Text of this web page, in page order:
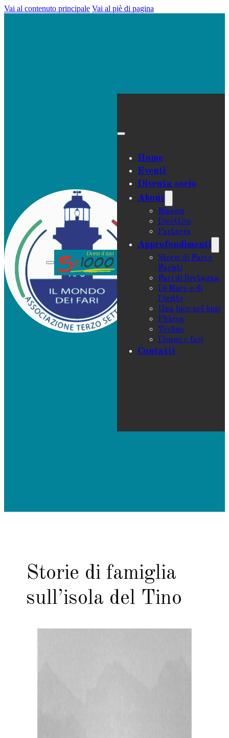
Vai al contenuto principale Vai al piè di pagina
Home
Eventi
Diventa socio
About
Mission
Direttivo
Partners
Approfondimenti
Storie di Fari e
Faristi
Fari di Bretagna
Di Mare e di
Diritto
Una luce nel buio
Phàros
Téchne
Donne e fari
Contatti
Storie di famiglia
sull’isola del Tino